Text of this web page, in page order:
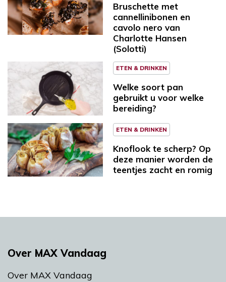
Bruschette met
cannellinibonen en
cavolo nero van
Charlotte Hansen
(Solotti)
ETEN & DRINKEN
Welke soort pan
gebruikt u voor welke
bereiding?
ETEN & DRINKEN
Knoflook te scherp? Op
deze manier worden de
teentjes zacht en romig
Over MAX Vandaag
Over MAX Vandaag